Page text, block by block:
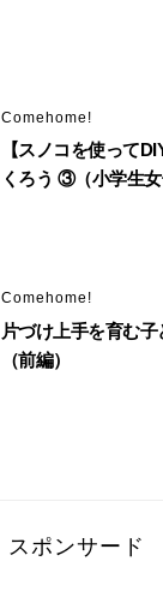
Comehome!
【スノコを使って
くろう ③（小学生女
Comehome!
片づけ上手を育む
（前編）
スポンサード